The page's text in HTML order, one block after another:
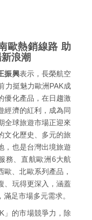
歐熱銷線路 助
浪潮
振興表示，長榮航空
力挺魅力歐洲PAK成
優化產品，在日趨激
經濟的紅利，成為同
全球旅遊市場正迎來
文化歷史、多元的旅
，也是台灣出境旅遊
務、直航歐洲6大航
、北歐系列產品，
、玩得更深入，涵蓋
足市場多元需求。
」的市場競爭力，除